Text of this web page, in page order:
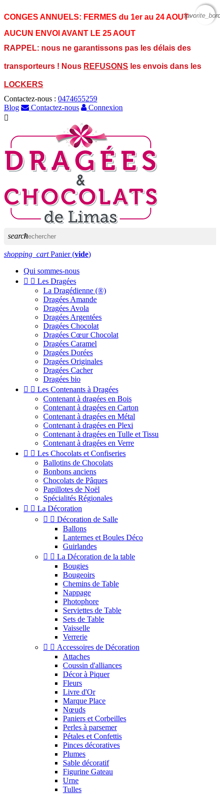
CONGES ANNUELS: FERMES du 1er au 24 AOUT
AUCUN ENVOI AVANT LE 25 AOUT
RAPPEL: nous ne garantissons pas les délais des
transporteurs ! Nous REFUSONS les envois dans les
LOCKERS
Contactez-nous : 0474655259
Blog
Contactez-nous
Connexion

search
shopping_cart Panier (vide)
Qui sommes-nous
  Les Dragées
La Dragédienne (®)
Dragées Amande
Dragées Avola
Dragées Argentées
Dragées Chocolat
Dragées Cœur Chocolat
Dragées Caramel
Dragées Dorées
Dragées Originales
Dragées Cacher
Dragées bio
  Les Contenants à Dragées
Contenant à dragées en Bois
Contenant à dragées en Carton
Contenant à dragées en Métal
Contenant à dragées en Plexi
Contenant à dragées en Tulle et Tissu
Contenant à dragées en Verre
  Les Chocolats et Confiseries
Ballotins de Chocolats
Bonbons anciens
Chocolats de Pâques
Papillotes de Noël
Spécialités Régionales
  La Décoration
  Décoration de Salle
Ballons
Lanternes et Boules Déco
Guirlandes
  La Décoration de la table
Bougies
Bougeoirs
Chemins de Table
Nappage
Photophore
Serviettes de Table
Sets de Table
Vaisselle
Verrerie
  Accessoires de Décoration
Attaches
Coussin d'alliances
Décor à Piquer
Fleurs
Livre d'Or
Marque Place
Nœuds
Paniers et Corbeilles
Perles à parsemer
Pétales et Confettis
Pinces décoratives
Plumes
Sable décoratif
Figurine Gateau
Urne
Tulles